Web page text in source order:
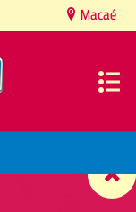
Macaé